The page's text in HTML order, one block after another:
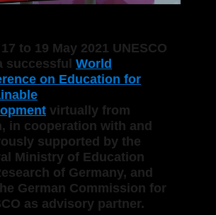
to 19 May 2021 UNESCO
successful World
on Education for
virtually from
in cooperation with and
supported by the
Ministry of Education
of Germany, and
German Commission for
as advisory partner.